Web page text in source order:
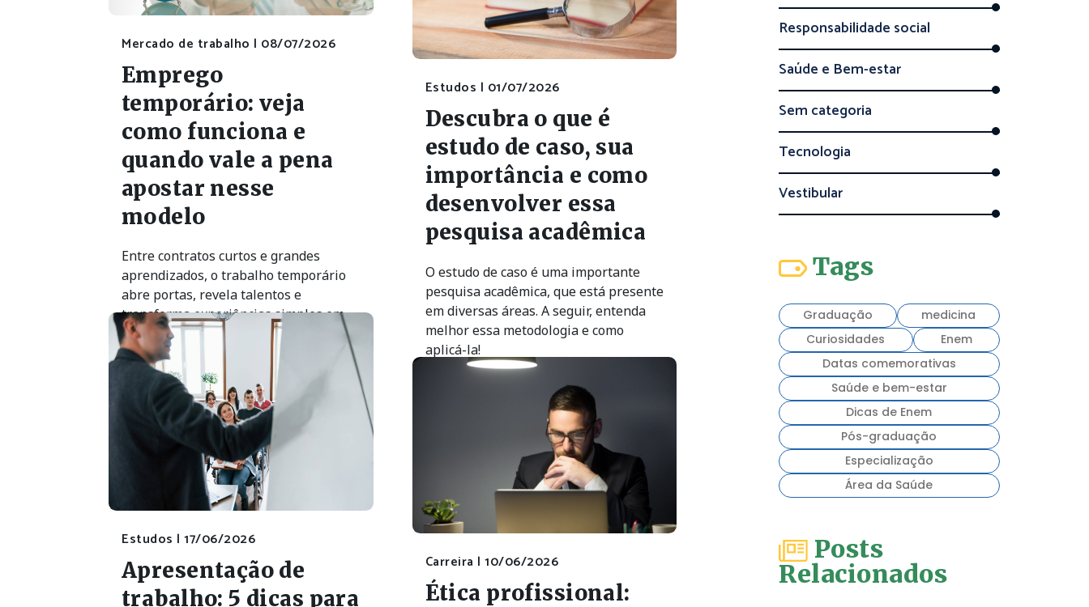
Mercado de trabalho | 08/07/2026
Emprego
temporário: veja
como funciona e
quando vale a pena
apostar nesse
modelo
Entre contratos curtos e grandes
aprendizados, o trabalho temporário
abre portas, revela talentos e
transforma experiências simples em
passos importantes para o futuro
profissional.
Estudos | 01/07/2026
Descubra o que é
estudo de caso, sua
importância e como
desenvolver essa
pesquisa acadêmica
O estudo de caso é uma importante
pesquisa acadêmica, que está presente
em diversas áreas. A seguir, entenda
melhor essa metodologia e como
aplicá-la!
Estudos | 17/06/2026
Apresentação de
trabalho: 5 dicas para
Carreira | 10/06/2026
Ética profissional:
Responsabilidade social
Saúde e Bem-estar
Sem categoria
Tecnologia
Vestibular
Tags
Graduação
medicina
Curiosidades
Enem
Datas comemorativas
Saúde e bem-estar
Dicas de Enem
Pós-graduação
Especialização
Área da Saúde
Posts
Relacionados